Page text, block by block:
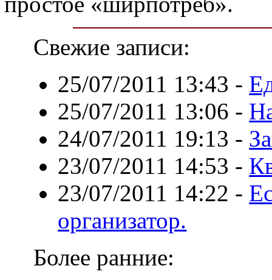
Свежие записи:
25/07/2011 13:43 -
25/07/2011 13:06 -
24/07/2011 19:13 -
23/07/2011 14:53 -
23/07/2011 14:22 -
организатор.
Более ранние: